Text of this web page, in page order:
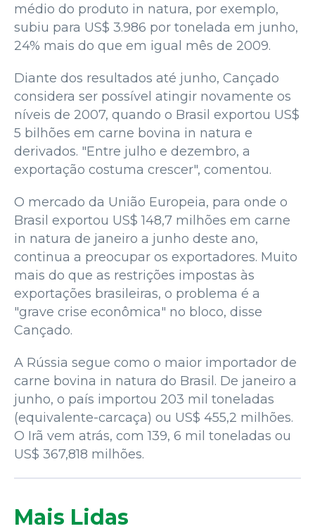
médio do produto in natura, por exemplo,
subiu para US$ 3.986 por tonelada em junho,
24% mais do que em igual mês de 2009.
Diante dos resultados até junho, Cançado
considera ser possível atingir novamente os
níveis de 2007, quando o Brasil exportou US$
5 bilhões em carne bovina in natura e
derivados. "Entre julho e dezembro, a
exportação costuma crescer", comentou.
O mercado da União Europeia, para onde o
Brasil exportou US$ 148,7 milhões em carne
in natura de janeiro a junho deste ano,
continua a preocupar os exportadores. Muito
mais do que as restrições impostas às
exportações brasileiras, o problema é a
"grave crise econômica" no bloco, disse
Cançado.
A Rússia segue como o maior importador de
carne bovina in natura do Brasil. De janeiro a
junho, o país importou 203 mil toneladas
(equivalente-carcaça) ou US$ 455,2 milhões.
O Irã vem atrás, com 139, 6 mil toneladas ou
US$ 367,818 milhões.
Mais Lidas